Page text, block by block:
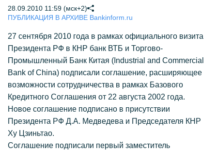
28.09.2010 11:59 (мск+2)
ПУБЛИКАЦИЯ В АРХИВЕ Bankinform.ru
27 сентября 2010 года в рамках официального визита
Президента РФ в КНР банк ВТБ и Торгово-
Промышленный Банк Китая (Industrial and Commercial
Bank of China) подписали соглашение, расширяющее
возможности сотрудничества в рамках Базового
Кредитного Соглашения от 22 августа 2002 года.
Новое соглашение подписано в присутствии
Президента РФ Д.А. Медведева и Председателя КНР
Ху Цзиньтао.
Соглашение подписали первый заместитель